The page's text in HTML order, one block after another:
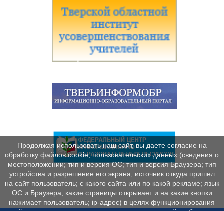
Продолжая использовать наш сайт, вы даете согласие на
обработку файлов cookie, пользовательских данных (сведения о
местоположении; тип и версия ОС; тип и версия Браузера; тип
устройства и разрешение его экрана; источник откуда пришел
на сайт пользователь; с какого сайта или по какой рекламе; язык
ОС и Браузера; какие страницы открывает и на какие кнопки
нажимает пользователь; ip-адрес) в целях функционирования